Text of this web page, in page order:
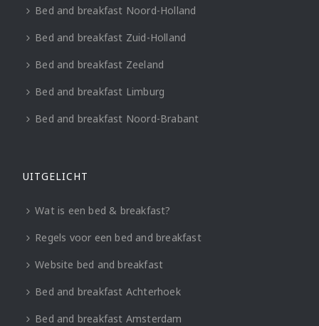
Bed and breakfast Noord-Holland
Bed and breakfast Zuid-Holland
Bed and breakfast Zeeland
Bed and breakfast Limburg
Bed and breakfast Noord-Brabant
UITGELICHT
Wat is een bed & breakfast?
Regels voor een bed and breakfast
Website bed and breakfast
Bed and breakfast Achterhoek
Bed and breakfast Amsterdam